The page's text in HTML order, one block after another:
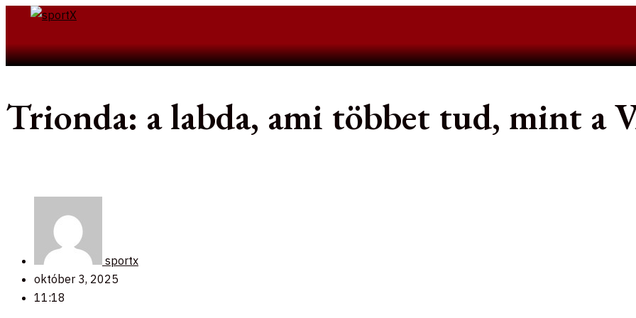
Skip
contentSearch
Trionda: a labda, ami többet tud, mint a
sportx
október 3, 2025
11:18